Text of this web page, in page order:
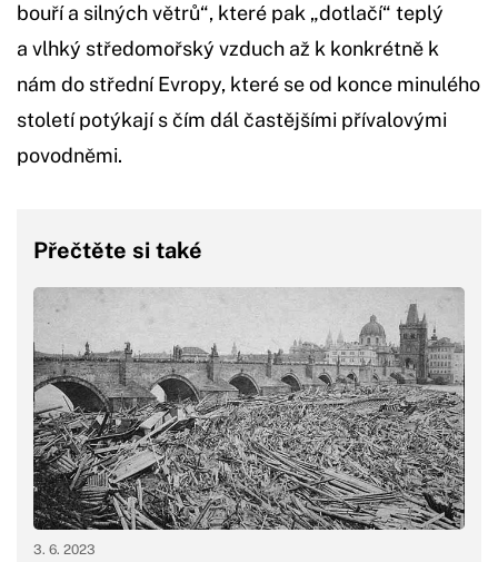
bouří a silných větrů“, které pak „dotlačí“ teplý
a vlhký středomořský vzduch až k konkrétně k
nám do střední Evropy, které se od konce minulého
století potýkají s čím dál častějšími přívalovými
povodněmi.
Přečtěte si také
3. 6. 2023